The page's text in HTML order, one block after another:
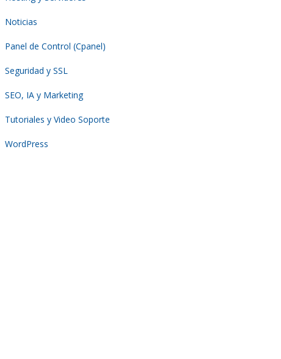
Noticias
Panel de Control (Cpanel)
Seguridad y SSL
SEO, IA y Marketing
Tutoriales y Video Soporte
WordPress